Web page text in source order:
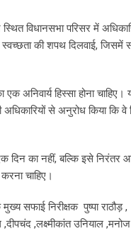
विधानसभा परिसर में
की शपथ दिलवाई, जिसमें
हिस्सा होना चाहिए।
से अनुरोध किया कि
का नहीं, बल्कि इसे निरंतर
चाहिए।
सफाई निरीक्षक पुष्पा राठौड़
,लक्ष्मीकांत उनियाल